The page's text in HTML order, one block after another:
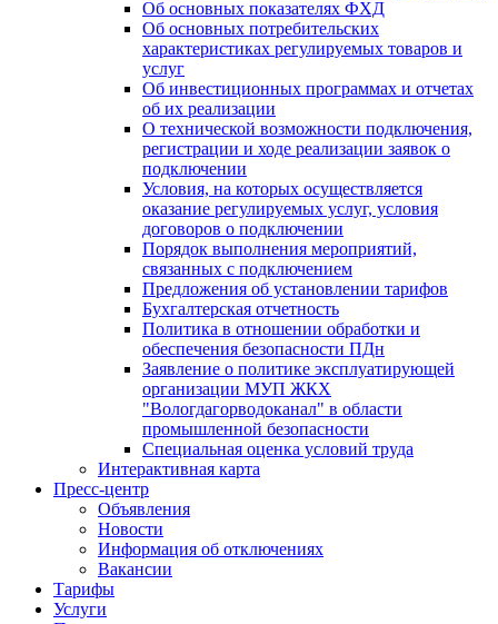
Об основных показателях ФХД
Об основных потребительских
характеристиках регулируемых товаров и
услуг
Об инвестиционных программах и отчетах
об их реализации
О технической возможности подключения,
регистрации и ходе реализации заявок о
подключении
Условия, на которых осуществляется
оказание регулируемых услуг, условия
договоров о подключении
Порядок выполнения мероприятий,
связанных с подключением
Предложения об установлении тарифов
Бухгалтерская отчетность
Политика в отношении обработки и
обеспечения безопасности ПДн
Заявление о политике эксплуатирующей
организации МУП ЖКХ
"Вологдагорводоканал" в области
промышленной безопасности
Специальная оценка условий труда
Интерактивная карта
Пресс-центр
Объявления
Новости
Информация об отключениях
Вакансии
Тарифы
Услуги